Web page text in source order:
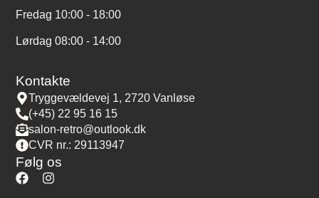
Fredag 10:00 - 18:00
Lørdag 08:00 - 14:00
Kontakte
Tryggevældevej 1, 2720 Vanløse
(+45) 22 95 16 15
salon-retro@outlook.dk
CVR nr.: 29113947
Følg os